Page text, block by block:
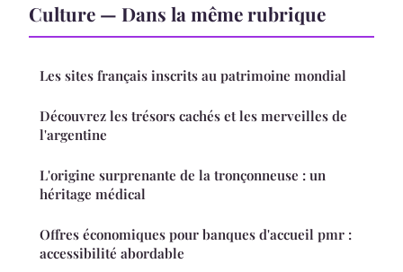
Culture — Dans la même rubrique
Les sites français inscrits au patrimoine mondial
Découvrez les trésors cachés et les merveilles de
l'argentine
L'origine surprenante de la tronçonneuse : un
héritage médical
Offres économiques pour banques d'accueil pmr :
accessibilité abordable